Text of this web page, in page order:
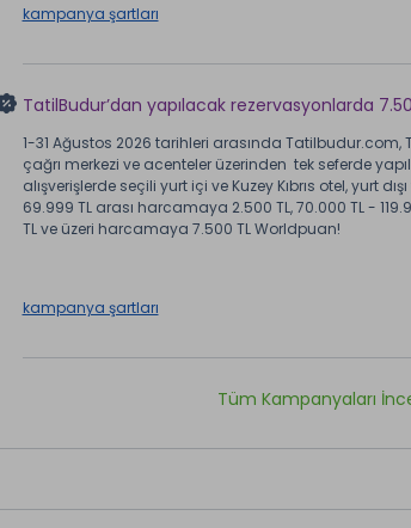
kampanya şartları
TatilBudur’dan yapılacak rezervasyonlarda
1-31 Ağustos 2026 tarihleri arasında
çağrı merkezi ve acenteler üzerinden tek seferde
alışverişlerde seçili yurt içi ve Kuzey Kıbrıs otel, yurt
69.999 TL arası harcamaya 2.500 TL, 70.000 TL -
TL ve üzeri harcamaya 7.500 TL Worldpuan!
kampanya şartları
Tüm Kampanyaları